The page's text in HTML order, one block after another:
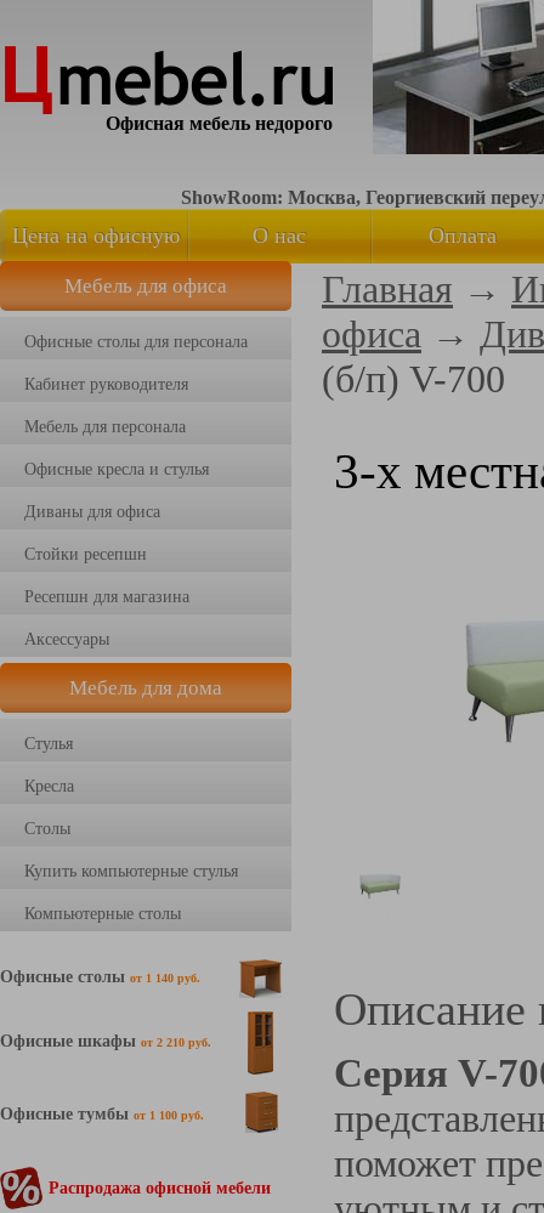
Офисная мебель недорого
ShowRoom: Москва, Георгиевский
Цена на офисную
мебель
О нас Оплата
Мебель для офиса
Офисные столы для персонала
Кабинет руководителя
Мебель для персонала
Офисные кресла и стулья
Диваны для офиса
Стойки ресепшн
Ресепшн для магазина
Аксессуары
Мебель для дома
Стулья
Кресла
Столы
Купить компьютерные стулья
Компьютерные столы
Офисные столы от 1 140 руб.
Офисные шкафы от 2 210 руб.
Офисные тумбы от 1 100 руб.
Распродажа офисной мебели
Главная →
офиса →
(б/п) V-700
3-х
Описание
Серия V-
поможет